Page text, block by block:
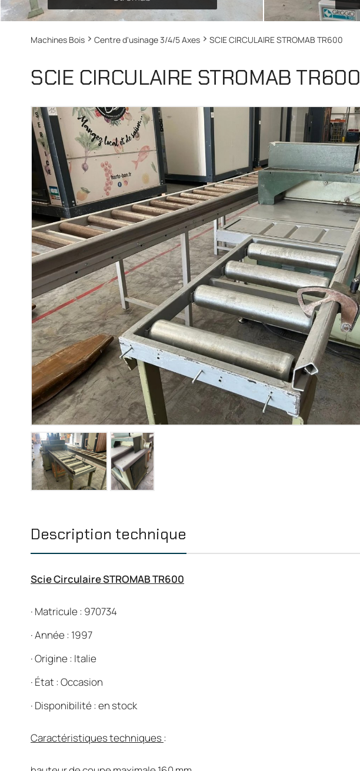
PERCEUSE MULTIBROCHES VITAP ALPHA21
Vitap ALPHA21
SCIE DOUBLE TÊTE FOM TYPE BZ ALVA 500 A...
Fom
Machines Bois Centre d'usinage 3/4/5 Axes SCIE CIRCULAIRE STROMAB TR600
SCIE CIRCULAIRE STROMAB TR600
Description technique
Scie Circulaire STROMAB TR600
· Matricule : 970734
·Année : 1997
·Origine : Italie
· État : Occasion
· Disponibilité : en stock
Caractéristiques techniques :